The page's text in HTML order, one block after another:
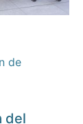
de
del